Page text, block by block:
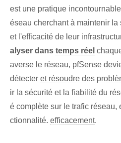
est une pratique
éseau cherchant à maintenir
et l'efficacité de leur
alyser dans temps réel
averse le réseau, pfSense
détecter et résoudre des
ir la sécurité et la fiabilité du
é complète sur le trafic réseau,
ctionnalité. efficacement.